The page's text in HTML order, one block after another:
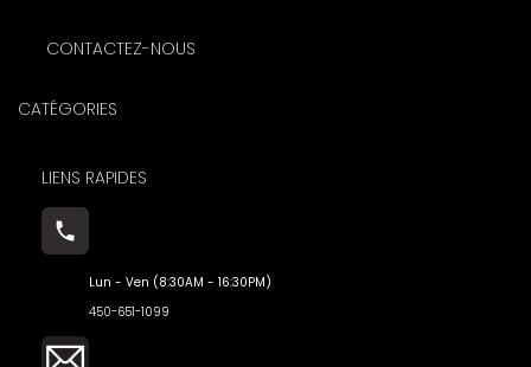
CONTACTEZ-NOUS
CATÉGORIES
LIENS RAPIDES
Lun - Ven (8:30AM - 16:30PM)
450-651-1099